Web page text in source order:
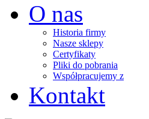
O nas
Historia firmy
Nasze sklepy
Certyfikaty
Pliki do pobrania
Współpracujemy z
Kontakt